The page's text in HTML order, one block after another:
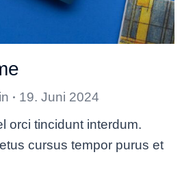
19. Juni 2024
orci tincidunt interdum.
cursus tempor purus et